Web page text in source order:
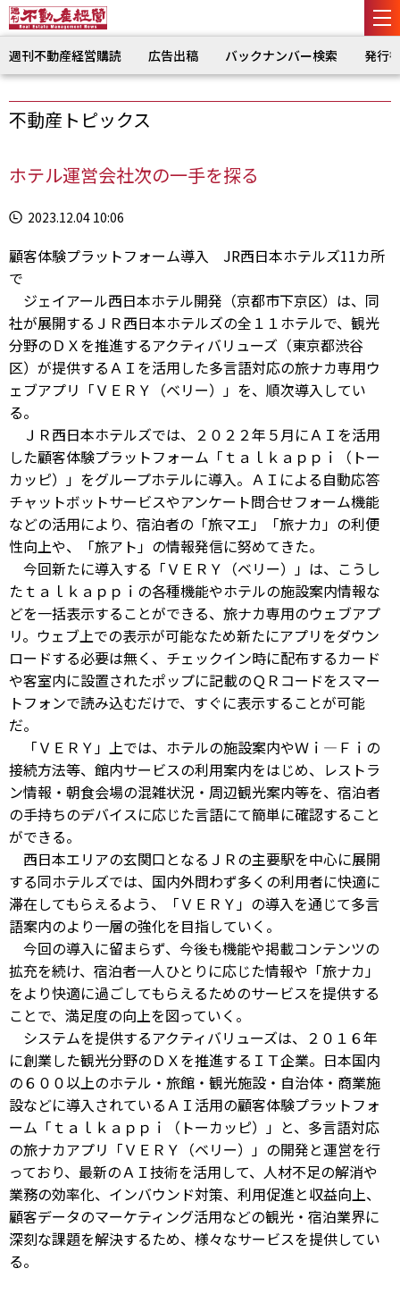
週刊不動産経営購読 広告出稿 バックナンバー検索 発行
不動産トピックス
ホテル運営会社次の一手を探る
2023.12.04 10:06
顧客体験プラットフォーム導入 JR西日本ホテルズ11カ所
で
ジェイアール西日本ホテル開発（京都市下京区）は、同
社が展開するＪＲ西日本ホテルズの全１１ホテルで、観光
分野のＤＸを推進するアクティバリューズ（東京都渋谷
区）が提供するＡＩを活用した多言語対応の旅ナカ専用ウ
ェブアプリ「ＶＥＲＹ（ベリー）」を、順次導入してい
る。
ＪＲ西日本ホテルズでは、２０２２年５月にＡＩを活用
した顧客体験プラットフォーム「ｔａｌｋａｐｐｉ（トー
カッピ）」をグループホテルに導入。ＡＩによる自動応答
チャットボットサービスやアンケート問合せフォーム機能
などの活用により、宿泊者の「旅マエ」「旅ナカ」の利便
性向上や、「旅アト」の情報発信に努めてきた。
今回新たに導入する「ＶＥＲＹ（ベリー）」は、こうし
たｔａｌｋａｐｐｉの各種機能やホテルの施設案内情報な
どを一括表示することができる、旅ナカ専用のウェブアプ
リ。ウェブ上での表示が可能なため新たにアプリをダウン
ロードする必要は無く、チェックイン時に配布するカード
や客室内に設置されたポップに記載のＱＲコードをスマー
トフォンで読み込むだけで、すぐに表示することが可能
だ。
「ＶＥＲＹ」上では、ホテルの施設案内やＷｉ―Ｆｉの
接続方法等、館内サービスの利用案内をはじめ、レストラ
ン情報・朝食会場の混雑状況・周辺観光案内等を、宿泊者
の手持ちのデバイスに応じた言語にて簡単に確認すること
ができる。
西日本エリアの玄関口となるＪＲの主要駅を中心に展開
する同ホテルズでは、国内外問わず多くの利用者に快適に
滞在してもらえるよう、「ＶＥＲＹ」の導入を通じて多言
語案内のより一層の強化を目指していく。
今回の導入に留まらず、今後も機能や掲載コンテンツの
拡充を続け、宿泊者一人ひとりに応じた情報や「旅ナカ」
をより快適に過ごしてもらえるためのサービスを提供する
ことで、満足度の向上を図っていく。
システムを提供するアクティバリューズは、２０１６年
に創業した観光分野のＤＸを推進するＩＴ企業。日本国内
の６００以上のホテル・旅館・観光施設・自治体・商業施
設などに導入されているＡＩ活用の顧客体験プラットフォ
ーム「ｔａｌｋａｐｐｉ（トーカッピ）」と、多言語対応
の旅ナカアプリ「ＶＥＲＹ（ベリー）」の開発と運営を行
っており、最新のＡＩ技術を活用して、人材不足の解消や
業務の効率化、インバウンド対策、利用促進と収益向上、
顧客データのマーケティング活用などの観光・宿泊業界に
深刻な課題を解決するため、様々なサービスを提供してい
る。